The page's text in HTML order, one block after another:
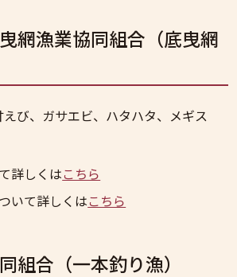
網漁業協同組合（底曳網
び、ガサエビ、ハタハタ、メギス
詳しくはこちら
いて詳しくはこちら
組合（一本釣り漁）